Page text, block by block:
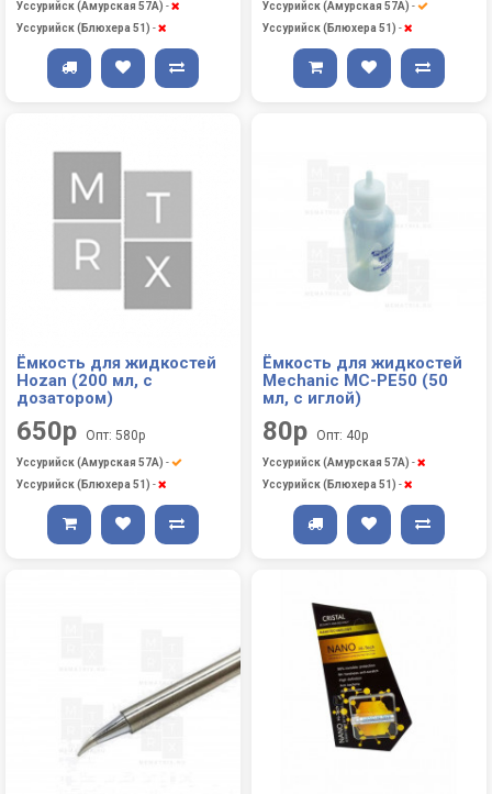
Уссурийск (Амурская 57А) -
Уссурийск (Блюхера 51) -
Уссурийск (Амурская 57А) -
Уссурийск (Блюхера 51) -
Ёмкость для жидкостей
Hozan (200 мл, с
дозатором)
650р Опт: 580р
Уссурийск (Амурская 57А) -
Уссурийск (Блюхера 51) -
Ёмкость для жидкостей
Mechanic MC-PE50 (50
мл, с иглой)
80р Опт: 40р
Уссурийск (Амурская 57А) -
Уссурийск (Блюхера 51) -